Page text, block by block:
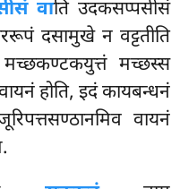
वाति उदकसप्पसीसं
दसामुखे न वट्टतीति
मच्छस्स
होति, इदं कायबन्धनं
वायनं